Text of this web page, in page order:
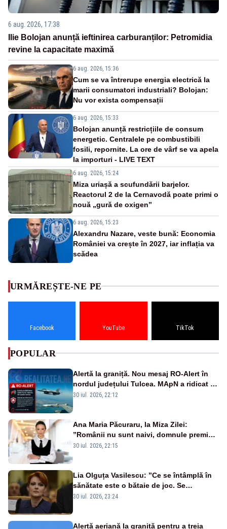
6 aug. 2026, 17:38
Ilie Bolojan anunță ieftinirea carburanților: Petromidia
revine la capacitate maximă
6 aug. 2026, 15:36
Cum se va întrerupe energia electrică la
marii consumatori industriali? Bolojan:
Nu vor exista compensații
6 aug. 2026, 15:33
Bolojan anunță restricțiile de consum
energetic. Centralele pe combustibili
fosili, repornite. La ore de vârf se va apela
la importuri - LIVE TEXT
6 aug. 2026, 15:24
Miza uriașă a scufundării barjelor.
Reactorul 2 de la Cernavodă poate primi o
nouă „gură de oxigen”
6 aug. 2026, 15:23
Alexandru Nazare, veste bună: Economia
României va crește în 2027, iar inflația va
scădea
URMĂREȘTE-NE PE
Facebook YouTube TikTok
POPULAR
Alertă la graniță. Nou mesaj RO-Alert în
nordul județului Tulcea. MApN a ridicat de
la sol două avioane F-16
30 iul. 2026, 22:12
Ana Maria Păcuraru, la Miza Zilei:
”Românii nu sunt naivi, domnule premier
Bolojan”
30 iul. 2026, 22:15
Lia Olguța Vasilescu: ”Ce se întâmplă în
sănătate este o bătaie de joc. Se
guvernează extraordinar de prost”
30 iul. 2026, 23:24
Alertă aeriană la graniță pentru a treia